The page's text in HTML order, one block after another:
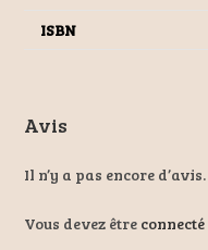
ISBN
Avis
Il n’y a pas encore d’avis.
Vous devez être connecté